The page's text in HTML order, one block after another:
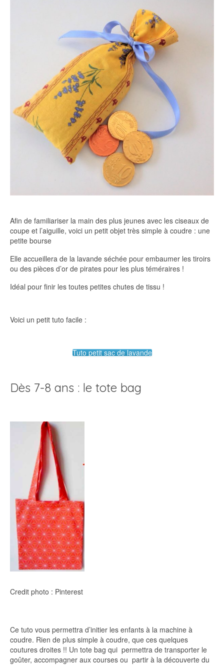
Afin de familiariser la main des plus jeunes avec les ciseaux de
coupe et l’aiguille, voici un petit objet très simple à coudre : une
petite bourse
Elle accueillera de la lavande séchée pour embaumer les tiroirs
ou des pièces d’or de pirates pour les plus téméraires !
Idéal pour finir les toutes petites chutes de tissu !
Voici un petit tuto facile :
Tuto petit sac de lavande
Dès 7-8 ans : le tote bag
Credit photo : Pinterest
Ce tuto vous permettra d’initier les enfants à la machine à
coudre. Rien de plus simple à coudre, que ces quelques
coutures droites !! Un tote bag qui permettra de transporter le
goûter, accompagner aux courses ou partir à la découverte du